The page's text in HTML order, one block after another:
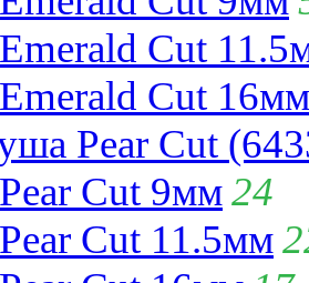
Emerald Cut
Emerald Cut 16мм
Pear Cut
Pear Cut 9мм24
Pear Cut 11.5мм